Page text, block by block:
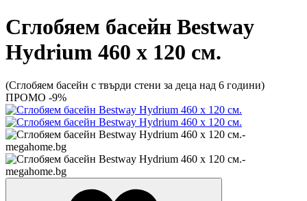
Сглобяем басейн Bestway
Hydrium 460 х 120 см.
(Сглобяем басейн с твърди стени за деца над 6 години)
ПРОМО -9%